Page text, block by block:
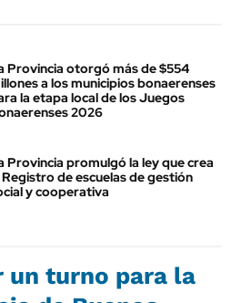
Provincia otorgó más de $554
a los municipios bonaerenses
la etapa local de los Juegos
2026
Provincia promulgó la ley que crea
Registro de escuelas de gestión
y cooperativa
un turno para la